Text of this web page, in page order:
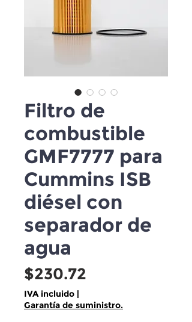
Filtro de
combustible
GMF7777 para
Cummins ISB
diésel con
separador de
agua
$230.72
IVA incluido |
Garantía de suministro.